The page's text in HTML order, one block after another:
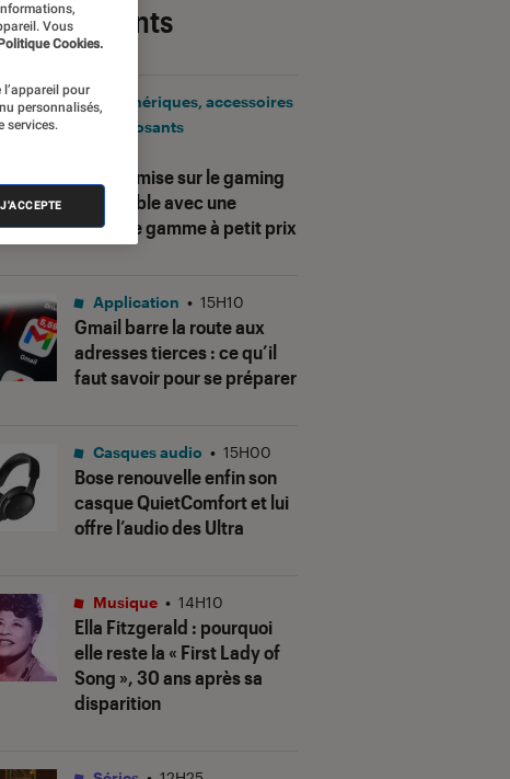
plus récents
Corsair mise sur le gaming
accessible avec une
nouvelle gamme à petit prix
Périphériques, accessoires
et composants
Gmail barre la route aux
adresses tierces : ce qu’il
faut savoir pour se préparer
Application • 15H10
Bose renouvelle enfin son
casque QuietComfort et lui
offre l’audio des Ultra
Casques audio • 15H00
Ella Fitzgerald : pourquoi
elle reste la « First Lady of
Song », 30 ans après sa
disparition
Musique • 14H10
Vous
Politique Cookies.
pour
personnalisés,
services.
J'ACCEPTE